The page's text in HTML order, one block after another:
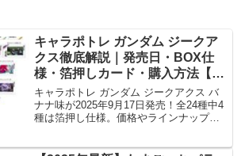
キャラポトレ ガンダム ジークア
クス徹底解説｜発売日・BOX仕
様・箔押しカード・購入方法【食
玩】
キャラポトレ ガンダム ジークアクス バ
ナナ味が2025年9月17日発売！全24種中4
種は箔押し仕様。価格やラインナップ、